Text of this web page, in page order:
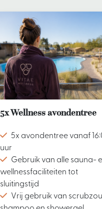
5x Wellness avondentree
5x avondentree vanaf
uur
Gebruik van alle sauna-
wellnessfaciliteiten tot
sluitingstijd
Vrij gebruik van